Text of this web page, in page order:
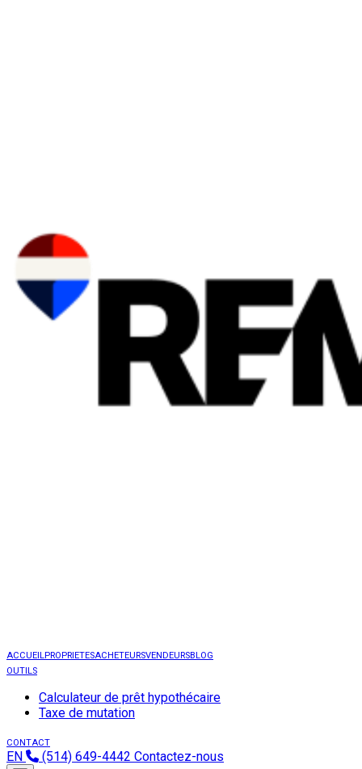
ACCUEILPROPRIETESACHETEURSVENDEURSBLOG
OUTILS
Calculateur de prêt hypothécaire
Taxe de mutation
CONTACT
EN (514) 649-4442 Contactez-nous